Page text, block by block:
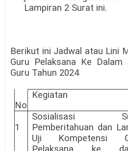
Lampiran 2 Surat ini.
Berikut ini Jadwal atau Lini
Guru Pelaksana Ke Dalam
Guru Tahun 2024
No
Kegiatan
1
Sosialisasi
Pemberitahuan dan
Uji Kompetensi